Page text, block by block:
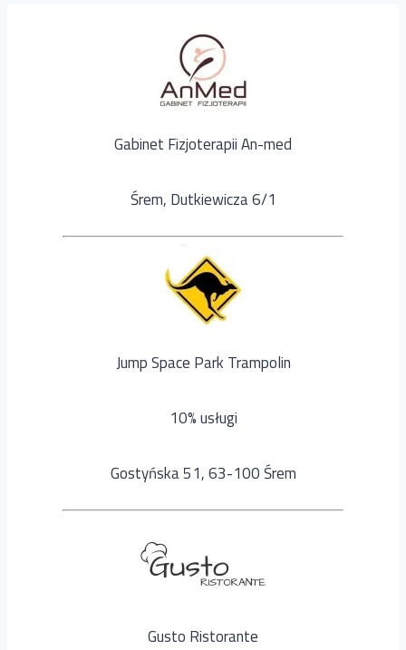
Gabinet Fizjoterapii An-med
Śrem, Dutkiewicza 6/1
Jump Space Park Trampolin
10% usługi
Gostyńska 51, 63-100 Śrem
Gusto Ristorante